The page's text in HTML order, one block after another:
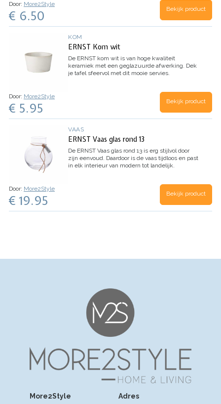
Door: More2Style
€ 6.50 Bekijk product
KOM
ERNST Kom wit
De ERNST kom wit is van hoge kwaliteit
keramiek met een geglazuurde afwerking. Dek
je tafel sfeervol met dit mooie servies.
Door: More2Style
€ 5.95 Bekijk product
VAAS
ERNST Vaas glas rond 13
De ERNST Vaas glas rond 13 is erg stijlvol door
zijn eenvoud. Daardoor is de vaas tijdloos en past
in elk interieur van modern tot landelijk.
Door: More2Style
€ 19.95 Bekijk product
Adres
More2Style